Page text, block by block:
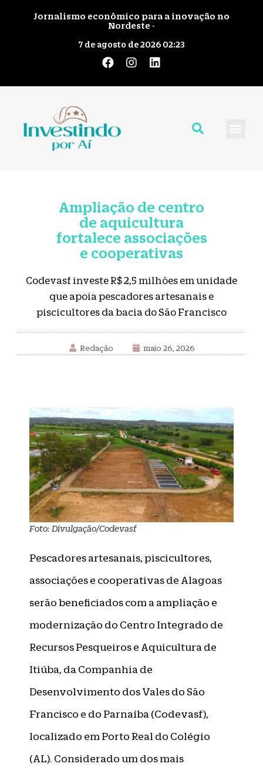
Jornalismo econômico para a inovação no
Nordeste -
7 de agosto de 2026 02:23
Ampliação de centro
de aquicultura
fortalece associações
e cooperativas
Codevasf investe R$ 2,5 milhões em unidade
que apoia pescadores artesanais e
piscicultores da bacia do São Francisco
Redação maio 26, 2026
Foto: Divulgação/Codevasf
Pescadores artesanais, piscicultores,
associações e cooperativas de Alagoas
serão beneficiados com a ampliação e
modernização do Centro Integrado de
Recursos Pesqueiros e Aquicultura de
Itiúba, da Companhia de
Desenvolvimento dos Vales do São
Francisco e do Parnaíba (Codevasf),
localizado em Porto Real do Colégio
(AL). Considerado um dos mais